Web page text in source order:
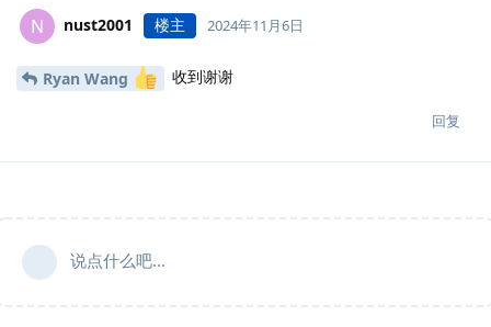
N nust2001 楼主 2024年11月6日
Ryan Wang 收到谢谢
回复
说点什么吧...